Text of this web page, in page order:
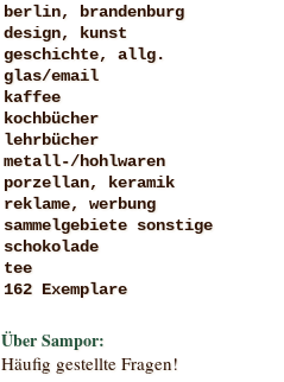
berlin, brandenburg
design, kunst
geschichte, allg.
glas/email
kaffee
kochbücher
lehrbücher
metall-/hohlwaren
porzellan, keramik
reklame, werbung
sammelgebiete sonstige
schokolade
tee
162 Exemplare
Über Sampor:
Häufig gestellte Fragen!